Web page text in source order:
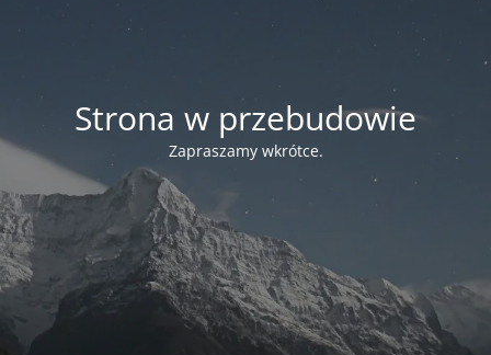
Strona w przebudowie
Zapraszamy wkrótce.